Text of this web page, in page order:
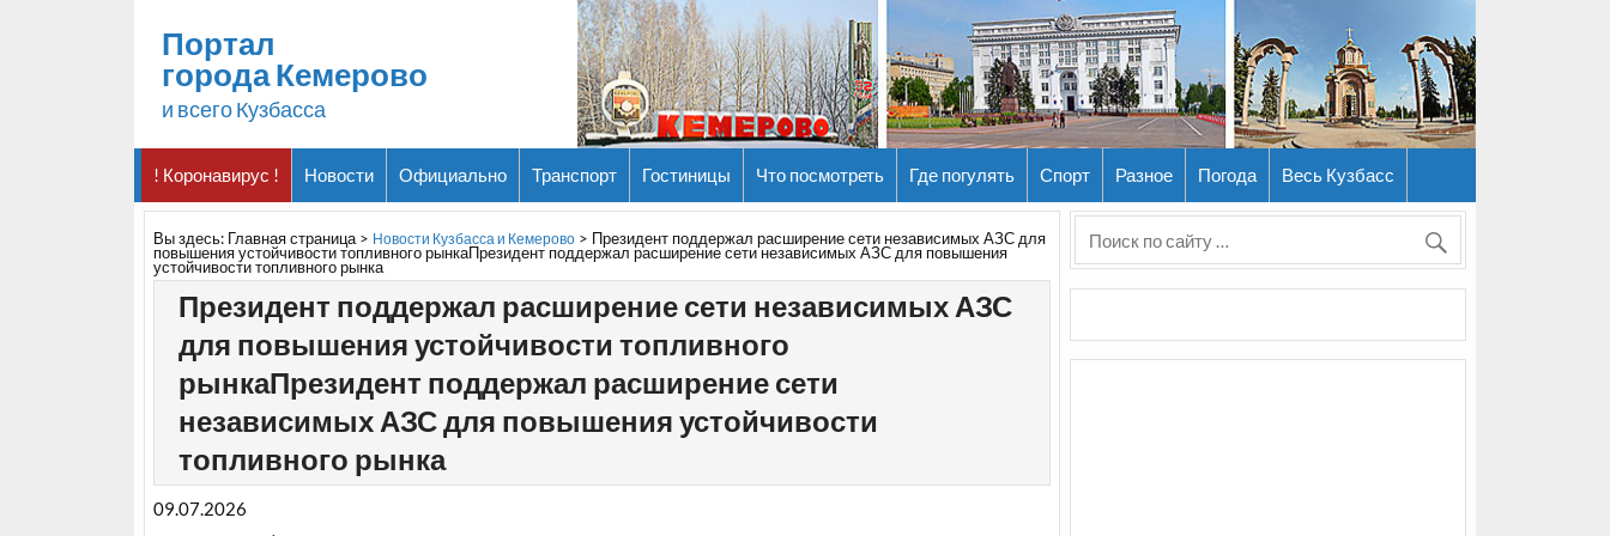
Портал
города Кемерово
и всего Кузбасса
! Коронавирус ! Новости Официально Транспорт Гостиницы Что посмотреть Где погулять Спорт Разное Погода Весь Кузбасс
Вы здесь: Главная страница> Новости Кузбасса и Кемерово > Президент поддержал расширение сети независимых АЗС для
повышения устойчивости топливного рынкаПрезидент поддержал расширение сети независимых АЗС для повышения
устойчивости топливного рынка
Президент поддержал расширение сети независимых АЗС
для повышения устойчивости топливного
рынкаПрезидент поддержал расширение сети
независимых АЗС для повышения устойчивости
топливного рынка
09.07.2026